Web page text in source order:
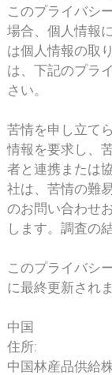
このプライバシ
場合、個人情報
は個人情報の取
は、下記のプラ
さい。
苦情を申し立て
情報を要求し、
者と連携または
社は、苦情の難
のお問い合わせ
し​​ます。調査の
このプライバシ
に最終更新され
中国
住所:
中国林産品供給